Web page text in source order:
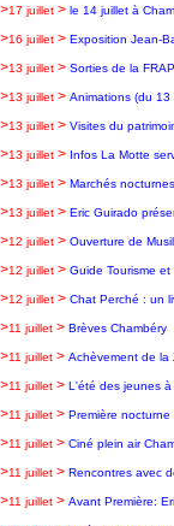
>17 juillet > le 14 juillet à
>16 juillet > Exposition Jean-
>13 juillet > Sorties de la
>13 juillet > Animations (du
>13 juillet > Visites du
>13 juillet > Infos La Motte
>13 juillet > Marchés
>13 juillet > Eric Guirado
>12 juillet > Ouverture de
>12 juillet > Guide Tourisme
>12 juillet > Chat Perché : un
>11 juillet > Brèves Chambéry
>11 juillet > Achèvement de la
>11 juillet > L'été des jeunes à
>11 juillet > Première nocturne
>11 juillet > Ciné plein air
>11 juillet > Rencontres avec
>11 juillet > Avant Première: